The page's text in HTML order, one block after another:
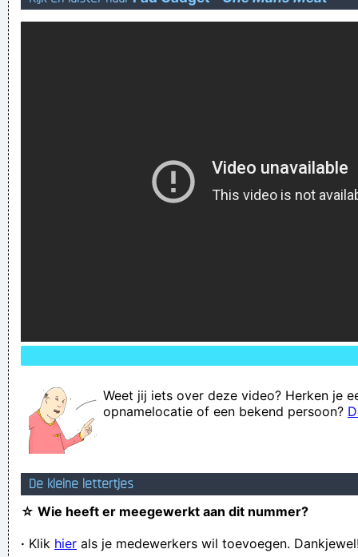
Iederéén heeft het over wat Ronaldo hier doet in Portugal-
Weet jij iets over deze video? Herken je
opnamelocatie of een bekend persoon?
De kleine lettertjes
☆ Wie heeft er meegewerkt aan dit nummer?
· Klik hier als je medewerkers wil toevoegen.